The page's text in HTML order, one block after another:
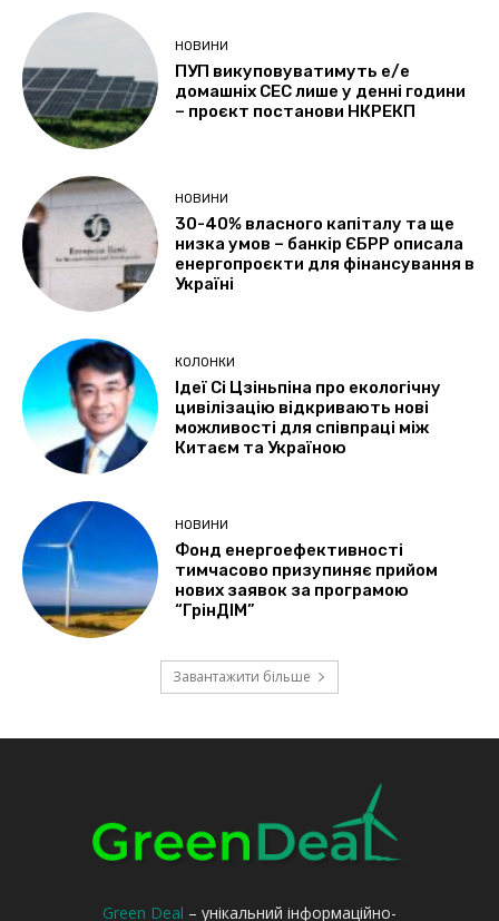
Green Deal – унікальний інформаційно-